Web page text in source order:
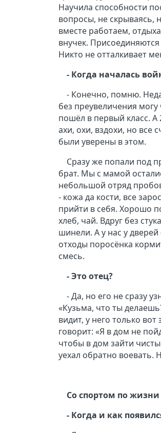
Научила способности
вопросы, не скрываясь,
вместе работаем,
внучек. Присоединяются
Никто не отталкивает
- Когда началась
- Конечно, помню.
без преувеличения
пошёл в первый класс. А
ахи, охи, вздохи, но все
были уверены в этом.
Сразу же попали под
брат. Мы с мамой
небольшой отряд
- кожа да кости, все
прийти в себя. Хорошо
хлеб, чай. Вдруг без
шинели. А у нас у
отходы поросёнка
смесь.
- Это отец?
- Да, но его не сразу
«Кузьма, что ты
видит, у него только
говорит: «Я в дом не
чтобы в дом зайти
уехал обратно воевать.
Со спортом по жизни
- Когда и как